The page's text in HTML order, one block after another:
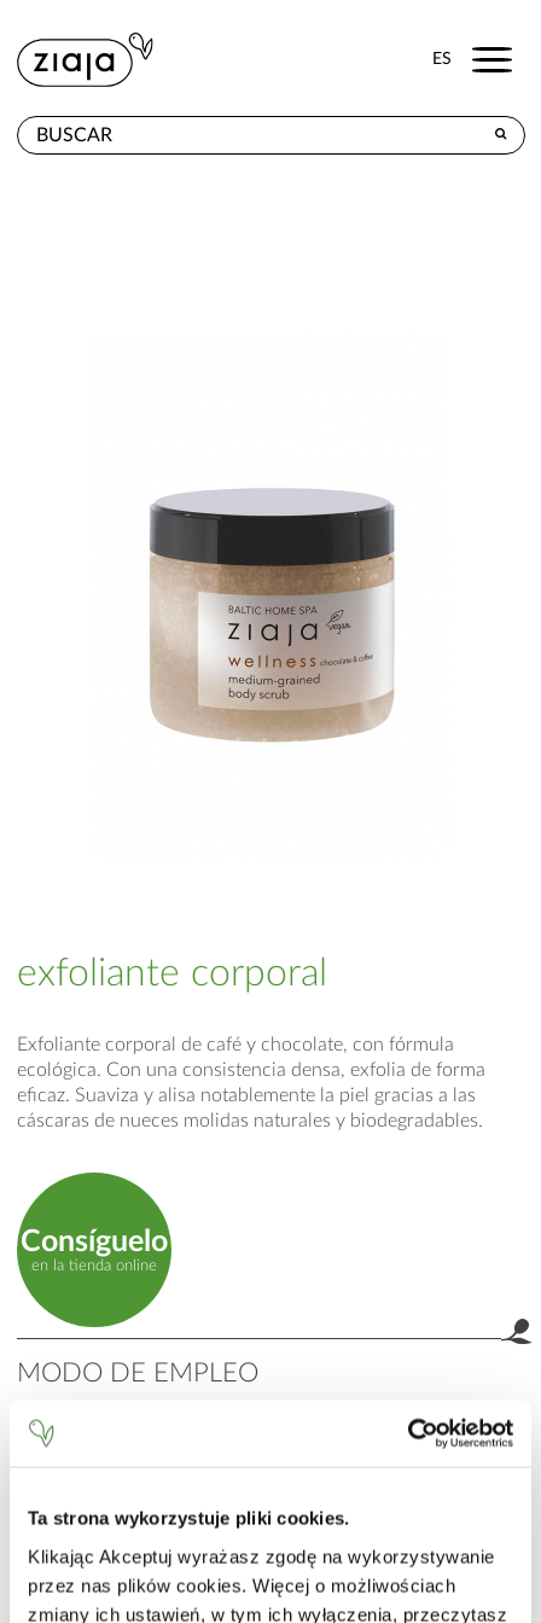
Ta strona wykorzystuje pliki cookies.
Klikając Akceptuj wyrażasz zgodę na wykorzystywanie
przez nas plików cookies. Więcej o możliwościach
zmiany ich ustawień, w tym ich wyłączenia, przeczytasz
ES Menu
exfoliante corporal
Exfoliante corporal de café y chocolate, con fórmula
ecológica. Con una consistencia densa, exfolia de forma
eficaz. Suaviza y alisa notablemente la piel gracias a las
cáscaras de nueces molidas naturales y biodegradables.
Consíguelo
en la tienda online
MODO DE EMPLEO
circulares y enjuagar. Utilizar 1-2 veces por semana.
Paraffinum Liquidum (Mineral Oil), Cera Microcristallina
(Microcrystalline Wax), Ethylhexyl Stearate, Elaeis
Guineensis (Palm) Oil, Juglans Regia (Walnut) Shell Powder,
PEG-7 Glyceryl Cocoate, Cetearyl Alcohol, Hydrated Silica,